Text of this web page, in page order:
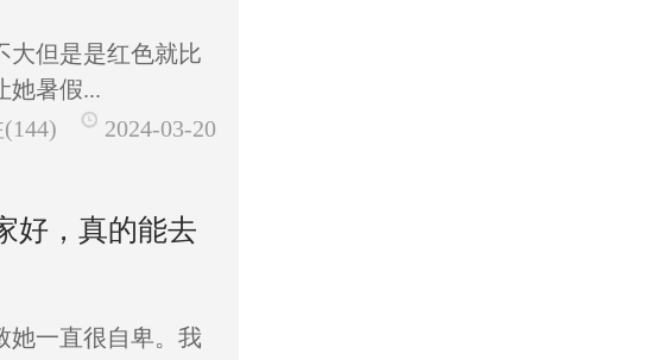
大但是是红色就比
她暑假...
2024-03-20
好，真的能去
她一直很自卑。我